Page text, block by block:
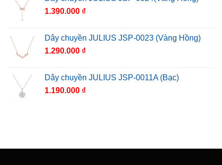
1.390.000 ₫
Dây chuyền JULIUS JSP-0023 (Vàng Hồng)
1.290.000 ₫
Dây chuyền JULIUS JSP-0011A (Bạc)
1.190.000 ₫